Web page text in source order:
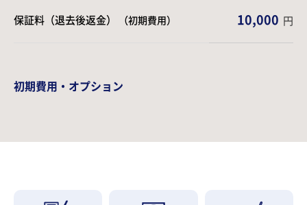
保証料（退去後返金） （初期費用） 10,000 円
初期費用・オプション